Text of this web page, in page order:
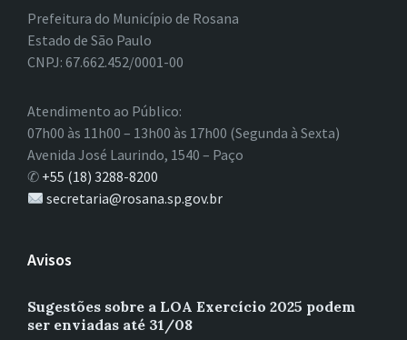
Prefeitura do Município de Rosana
Estado de São Paulo
CNPJ: 67.662.452/0001-00
Atendimento ao Público:
07h00 às 11h00 – 13h00 às 17h00 (Segunda à Sexta)
Avenida José Laurindo, 1540 – Paço
✆ +55 (18) 3288-8200
secretaria@rosana.sp.gov.br
Avisos
Sugestões sobre a LOA Exercício 2025 podem
ser enviadas até 31/08